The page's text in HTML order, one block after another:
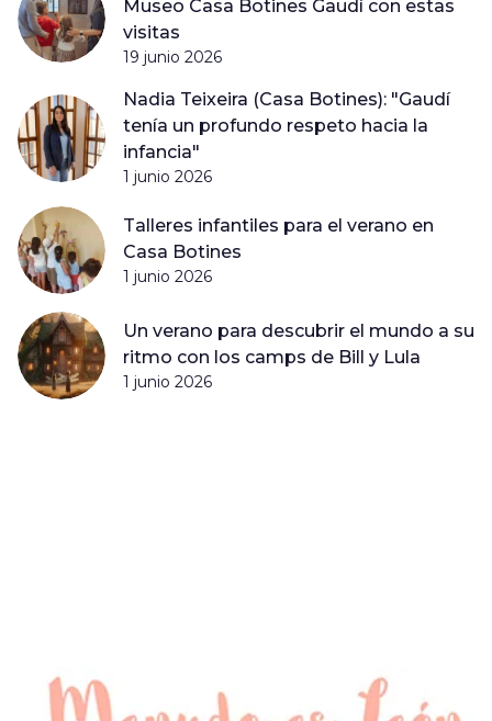
Museo Casa Botines Gaudí con estas
visitas
19 junio 2026
Nadia Teixeira (Casa Botines): "Gaudí
tenía un profundo respeto hacia la
infancia"
1 junio 2026
Talleres infantiles para el verano en
Casa Botines
1 junio 2026
Un verano para descubrir el mundo a su
ritmo con los camps de Bill y Lula
1 junio 2026